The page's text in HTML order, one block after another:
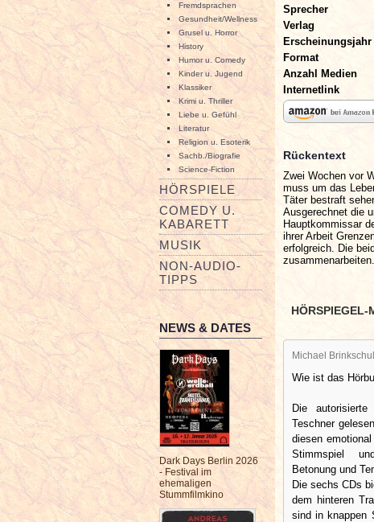
Fremdsprachen
Gesundheit/Wellness
Grusel u. Horror
History
Humor u. Comedy
Kinder u. Jugend
Klassiker
Krimi u. Thriller
Liebe u. Gefühl
Literatur
Religion u. Esoterik
Sachb./Biografie
Science-Fiction
HÖRSPIELE
COMEDY U.
KABARETT
MUSIK
NON-AUDIO-
TIPPS
NEWS & DATES
Dark Days Berlin 2026
- Festival im
ehemaligen
Stummfilmkino
Sprecher
Verlag
Erscheinungsjahr
Format
Anzahl Medien
Internetlink
Rückentext
Zwei Wochen vor
muss um das
Täter bestraft
Ausgerechnet die
Hauptkommissar
ihrer Arbeit
erfolgreich. Die
zusammenarbeiten.
HÖRSPIEGEL-
Michael
Wie ist das
Die
Teschner
diesen
Stimmspiel
Betonung und
Die sechs CDs
dem hinteren
sind in knappen